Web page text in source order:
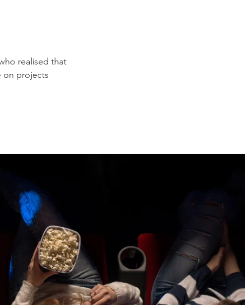
realised that
on projects